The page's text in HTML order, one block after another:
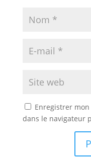
Enregistrer
dans le navigateur